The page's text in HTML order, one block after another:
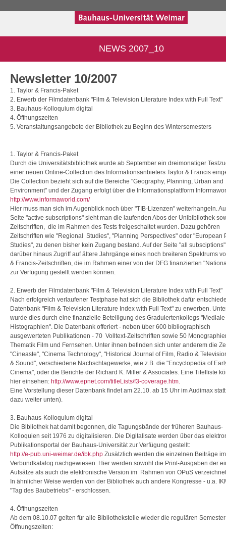
NEWS 2007_10
Newsletter 10/2007
1. Taylor & Francis-Paket
2. Erwerb der Filmdatenbank "Film & Television Literature Index with Full Text"
3. Bauhaus-Kolloquium digital
4. Öffnungszeiten
5. Veranstaltungsangebote der Bibliothek zu Beginn des Wintersemesters
1. Taylor & Francis-Paket
Durch die Universitätsbibliothek wurde ab September ein dreimonatiger
einer neuen Online-Collection des Informationsanbieters Taylor & Francis
Die Collection bezieht sich auf die Bereiche "Geography, Planning, Urban and
Environment" und der Zugang erfolgt über die Informationsplattform
http://www.informaworld.com/
Hier muss man sich im Augenblick noch über "TIB-Lizenzen" weiterhangeln.
Seite "active subscriptions" sieht man die laufenden Abos der Unibibliothek
Zeitschriften, die im Rahmen des Tests freigeschaltet wurden. Dazu gehören
Zeitschriften wie "Regional Studies", "Planning Perspectives" oder "European
Studies", zu denen bisher kein Zugang bestand. Auf der Seite "all
darüber hinaus Zugriff auf ältere Jahrgänge eines noch breiteren Spektrums
& Francis-Zeitschriften, die im Rahmen einer von der DFG finanzierten
zur Verfügung gestellt werden können.
2. Erwerb der Filmdatenbank "Film & Television Literature Index with Full Text"
Nach erfolgreich verlaufener Testphase hat sich die Bibliothek dafür
Datenbank "Film & Television Literature Index with Full Text" zu erwerben.
wurde dies durch eine finanzielle Beteiligung des Graduiertenkollegs "Mediale
Histographien". Die Datenbank offeriert - neben über 600 bibliographisch
ausgewerteten Publikationen - 70 Volltext-Zeitschriften sowie 50
Thematik Film und Fernsehen. Unter ihnen befinden sich unter anderem die
"Cineaste", "Cinema Technology", "Historical Journal of Film, Radio &
& Sound", verschiedene Nachschlagewerke, wie z.B. die "Encyclopedia of
Cinema", oder die Berichte der Richard K. Miller & Associates. Eine Titelliste
hier einsehen: http://www.epnet.com/titleLists/f3-coverage.htm.
Eine Vorstellung dieser Datenbank findet am 22.10. ab 15 Uhr im Audimax
dazu weiter unten).
3. Bauhaus-Kolloquium digital
Die Bibliothek hat damit begonnen, die Tagungsbände der früheren Bauhaus-
Kolloquien seit 1976 zu digitalisieren. Die Digitalisate werden über das
Publikationsportal der Bauhaus-Universität zur Verfügung gestellt:
http://e-pub.uni-weimar.de/ibk.php Zusätzlich werden die einzelnen Beiträge im
Verbundkatalog nachgewiesen. Hier werden sowohl die Print-Ausgaben der
Aufsätze als auch die elektronische Version im Rahmen von OPuS
In ähnlicher Weise werden von der Bibliothek auch andere Kongresse - u.a.
"Tag des Baubetriebs" - erschlossen.
4. Öffnungszeiten
Ab dem 08.10.07 gelten für alle Bibliotheksteile wieder die regulären
Öffnungszeiten: